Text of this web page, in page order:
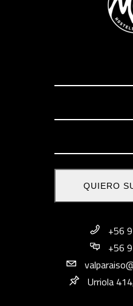
+56
+56
Urriola